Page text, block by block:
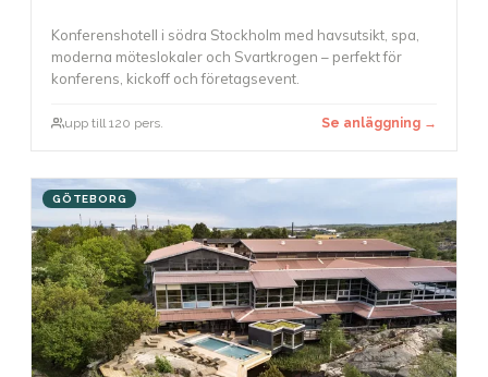
Konferenshotell i södra Stockholm med havsutsikt, spa,
moderna möteslokaler och Svartkrogen – perfekt för
konferens, kickoff och företagsevent.
upp till 120 pers. Se anläggning →
GÖTEBORG